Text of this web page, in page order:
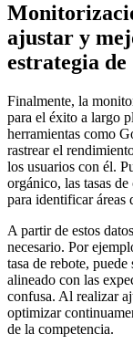
ajustar y
estrategia de
Finalmente, la
para el éxito a largo
herramientas como
rastrear el
los usuarios con él.
orgánico, las tasas
para identificar áreas
A partir de estos
necesario. Por
tasa de rebote,
alineado con las
confusa. Al realizar
optimizar
de la competencia.